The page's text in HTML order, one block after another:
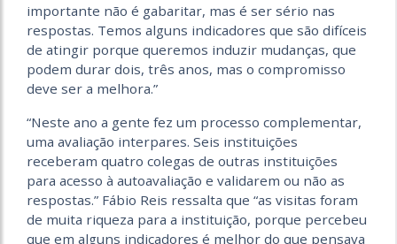
importante não é gabaritar, mas é ser sério nas
respostas. Temos alguns indicadores que são difíceis
de atingir porque queremos induzir mudanças, que
podem durar dois, três anos, mas o compromisso
deve ser a melhora.”
“Neste ano a gente fez um processo complementar,
uma avaliação interpares. Seis instituições
receberam quatro colegas de outras instituições
para acesso à autoavaliação e validarem ou não as
respostas.” Fábio Reis ressalta que “as visitas foram
de muita riqueza para a instituição, porque percebeu
que em alguns indicadores é melhor do que pensava